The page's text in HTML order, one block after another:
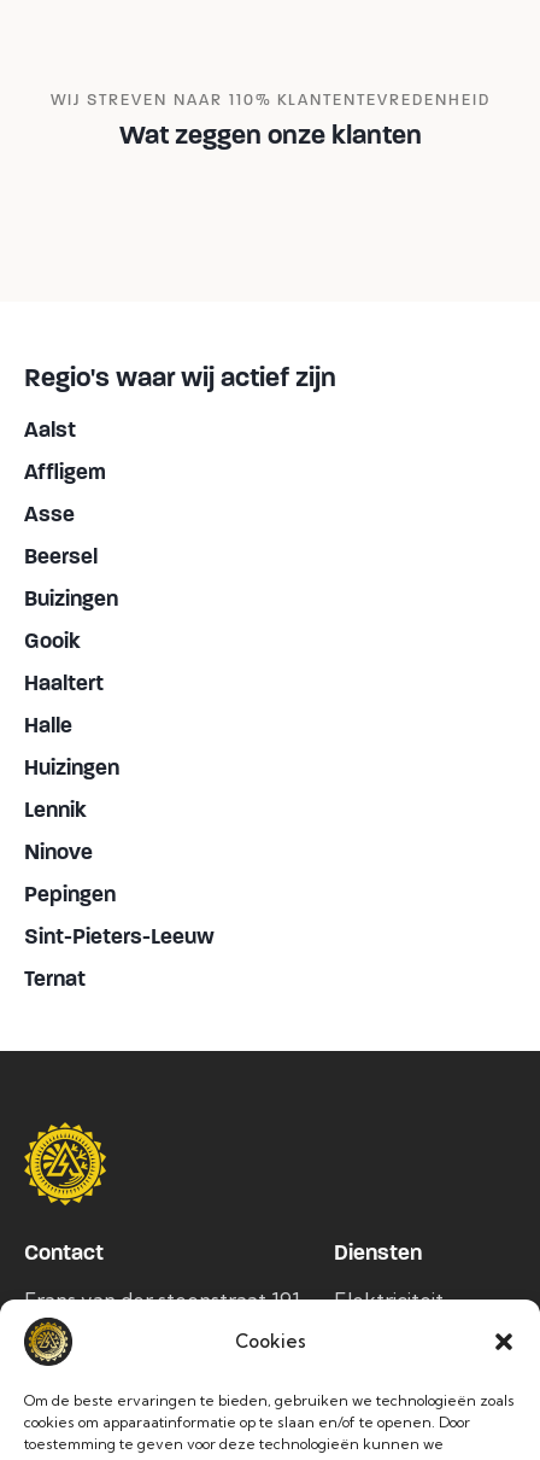
Cookies
Om de beste ervaringen te bieden, gebruiken we technologieën zoals
cookies om apparaatinformatie op te slaan en/of te openen. Door
toestemming te geven voor deze technologieën kunnen we
WIJ STREVEN NAAR 110% KLANTENTEVREDENHEID
Wat zeggen onze klanten
Regio's waar wij actief zijn
Aalst
Affligem
Asse
Beersel
Buizingen
Gooik
Haaltert
Halle
Huizingen
Lennik
Ninove
Pepingen
Sint-Pieters-Leeuw
Ternat
Contact
Frans van der steenstraat 191,
1750 Lennik
02 486 63 76
Diensten
Elektriciteit
Laadpalen